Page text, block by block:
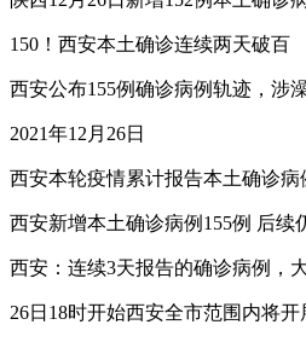
150！西安本土确诊连续两天破百
西安公布155例确诊病例轨迹，涉
2021年12月26日
西安本轮疫情累计报告本土确诊病
西安新增本土确诊病例155例 后续
西安：连续3天报告的确诊病例，
26日18时开始西安全市范围内将